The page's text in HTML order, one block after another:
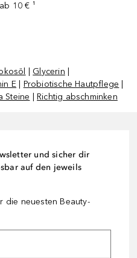
10 € ¹
Glycerin
E Probiotische Hautpflege
Steine |Richtig abschminken
und sicher dir
auf den jeweils
die neuesten Beauty-